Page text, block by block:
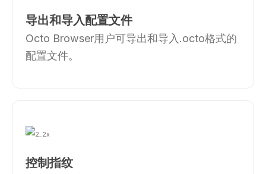
导出和导入配置文件
Octo Browser用户可导出和导入.octo格式的
配置文件。
控制指纹